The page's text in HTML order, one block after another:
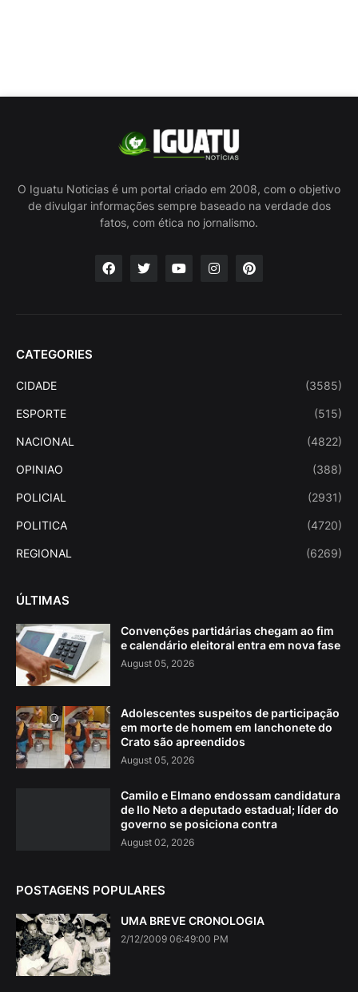
O Iguatu Noticias é um portal criado em 2008, com o objetivo
de divulgar informações sempre baseado na verdade dos
fatos, com ética no jornalismo.
CATEGORIES
CIDADE (3585)
ESPORTE (515)
NACIONAL (4822)
OPINIAO (388)
POLICIAL (2931)
POLITICA (4720)
REGIONAL (6269)
ÚLTIMAS
Convenções partidárias chegam ao fim
e calendário eleitoral entra em nova fase
August 05, 2026
Adolescentes suspeitos de participação
em morte de homem em lanchonete do
Crato são apreendidos
August 05, 2026
Camilo e Elmano endossam candidatura
de Ilo Neto a deputado estadual; líder do
governo se posiciona contra
August 02, 2026
POSTAGENS POPULARES
UMA BREVE CRONOLOGIA
2/12/2009 06:49:00 PM